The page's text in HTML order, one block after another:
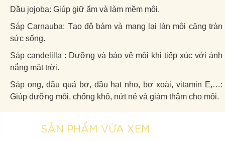
Dầu jojoba: Giúp giữ ẩm và làm mềm môi.
Sáp Carnauba: Tạo độ bám và mang lại làn môi căng tràn
sức sống.
Sáp candelilla : Dưỡng và bảo vệ môi khi tiếp xúc với ánh
nắng mặt trời.
Sáp ong, dầu quả bơ, dầu hạt nho, bơ xoài, vitamin E,…:
Giúp dưỡng môi, chống khô, nứt nẻ và giảm thâm cho môi.
SẢN PHẨM VỪA XEM